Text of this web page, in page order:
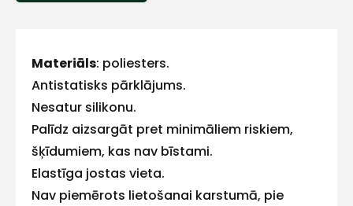
Materiāls: poliesters.
Antistatisks pārklājums.
Nesatur silikonu.
Palīdz aizsargāt pret minimāliem riskiem,
šķīdumiem, kas nav bīstami.
Elastīga jostas vieta.
Nav piemērots lietošanai karstumā, pie